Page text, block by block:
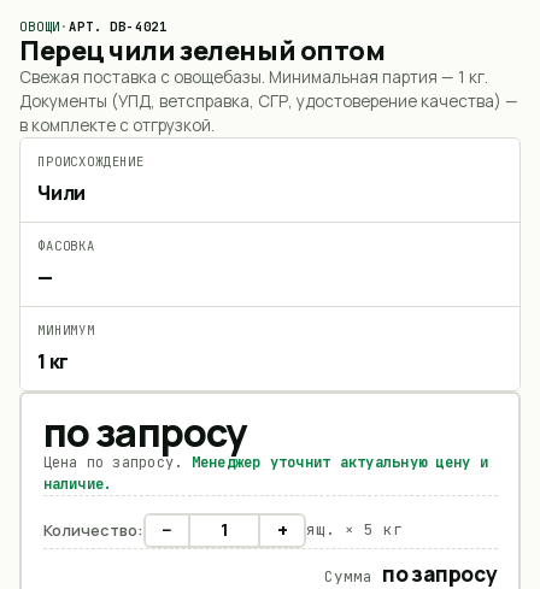
ОВОЩИ ·АРТ.DB-4021
Перец чили зеленый оптом
Свежая поставка с овощебазы. Минимальная партия — 1 кг.
Документы (УПД, ветсправка, СГР, удостоверение качества) —
в комплекте с отгрузкой.
ПРОИСХОЖДЕНИЕ
Чили
ФАСОВКА
—
МИНИМУМ
1 кг
по запросу
Цена по запросу. Менеджер уточнит актуальную цену и
наличие.
Количество: − + ящ. × 5 кг
Сумма по запросу